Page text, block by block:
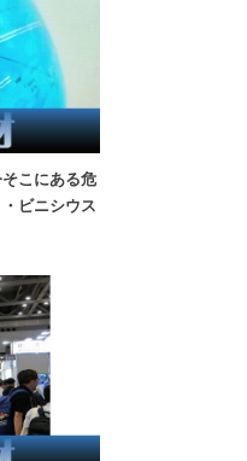
こにある危
ビニシウス